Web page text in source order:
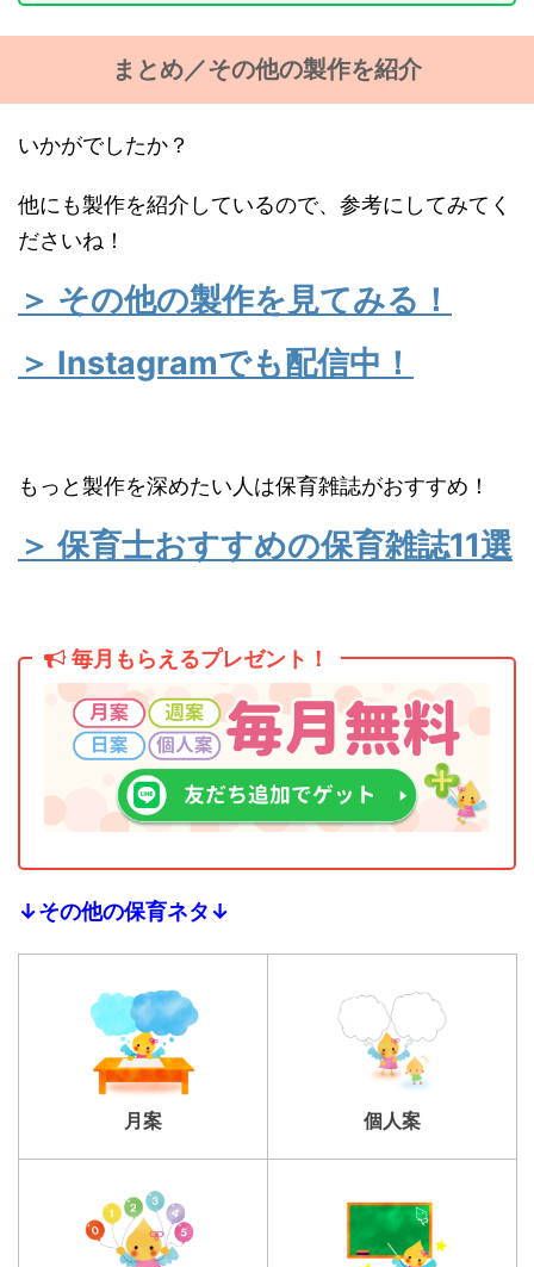
まとめ／その他の製作を紹介
いかがでしたか？
他にも製作を紹介しているので、参考にしてみてく
ださいね！
＞ その他の製作を見てみる！
＞ Instagramでも配信中！
もっと製作を深めたい人は保育雑誌がおすすめ！
＞ 保育士おすすめの保育雑誌11選
毎月もらえるプレゼント！
↓その他の保育ネタ↓
月案 個人案